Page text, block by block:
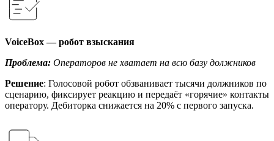
VoiceBox — робот взыскания
Проблема: Операторов не хватает на всю базу должников
Решение: Голосовой робот обзванивает тысячи должников по
сценарию, фиксирует реакцию и передаёт «горячие» контакты
оператору. Дебиторка снижается на 20% с первого запуска.